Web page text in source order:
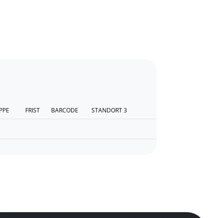
FRIST BARCODE STANDORT 3